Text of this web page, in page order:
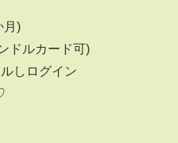
月)
ドルカード可)
しログイン